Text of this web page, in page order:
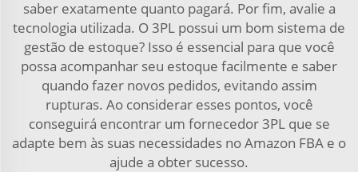
saber exatamente quanto pagará. Por fim, avalie a
tecnologia utilizada. O 3PL possui um bom sistema de
gestão de estoque? Isso é essencial para que você
possa acompanhar seu estoque facilmente e saber
quando fazer novos pedidos, evitando assim
rupturas. Ao considerar esses pontos, você
conseguirá encontrar um fornecedor 3PL que se
adapte bem às suas necessidades no Amazon FBA e o
ajude a obter sucesso.